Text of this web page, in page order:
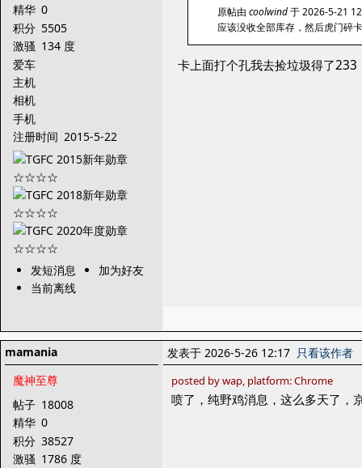
精华 0
积分 5505
激骚 134 度
爱车
主机
相机
手机
注册时间 2015-5-22
发短消息
加为好友
当前离线
原帖由 coolwind于 2026-5-21
应该没收全部库存，然后虎门碎
卡上面打个孔我去捡垃圾得了233
mamania
魔神至尊
帖子 18008
精华 0
积分 38527
激骚 1786 度
发表于 2026-5-26 12:17 只看该作者
posted by wap, platform: Chrome
喷了，纯野鸡消息，这么多天了，